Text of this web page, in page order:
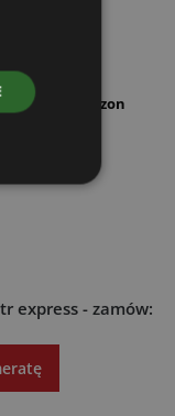
na nowy sezon
express - zamów: